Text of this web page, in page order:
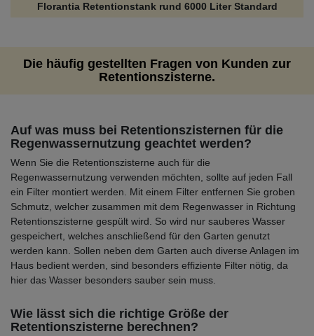
Florantia Retentionstank rund 6000 Liter Standard
Die häufig gestellten Fragen von Kunden zur
Retentionszisterne.
Auf was muss bei Retentionszisternen für die
Regenwassernutzung geachtet werden?
Wenn Sie die Retentionszisterne auch für die
Regenwassernutzung verwenden möchten, sollte auf jeden Fall
ein Filter montiert werden. Mit einem Filter entfernen Sie groben
Schmutz, welcher zusammen mit dem Regenwasser in Richtung
Retentionszisterne gespült wird. So wird nur sauberes Wasser
gespeichert, welches anschließend für den Garten genutzt
werden kann. Sollen neben dem Garten auch diverse Anlagen im
Haus bedient werden, sind besonders effiziente Filter nötig, da
hier das Wasser besonders sauber sein muss.
Wie lässt sich die richtige Größe der
Retentionszisterne berechnen?